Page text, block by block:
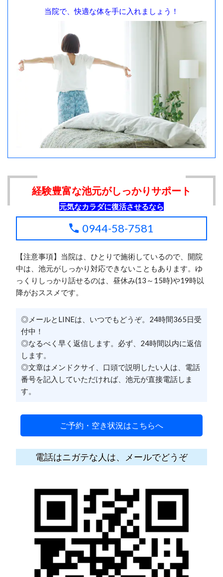
当院で、快適な体を手に入れましょう！
経験豊富な池元がしっかりサポート
元気なカラダに復活させるなら
0944-58-7581
【注意事項】当院は、ひとりで施術しているので、開院
中は、池元がしっかり対応できないこともあります。ゆ
っくりしっかり話せるのは、昼休み(13～15時)や19時以
降がおススメです。
◎メールとLINEは、いつでもどうぞ。24時間365日受
付中！
◎なるべく早く返信します。必ず、24時間以内に返信
します。
◎文章はメンドクサイ、口頭で説明したい人は、電話
番号を記入していただければ、池元が直接電話しま
す。
ご予約・空き状況はこちらへ
電話はニガテな人は、メールでどうぞ